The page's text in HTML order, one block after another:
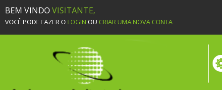
BEM VINDO VISITANTE,
VOCÊ PODE FAZER O LOGIN OU CRIAR UMA NOVA CONTA